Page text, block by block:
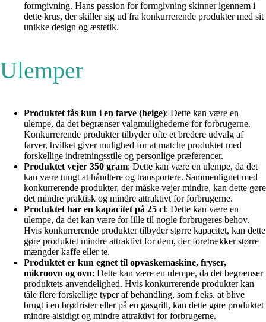
formgivning. Hans passion for formgivning skinner igennem i
dette krus, der skiller sig ud fra konkurrerende produkter med sit
unikke design og æstetik.
Ulemper
Produktet fås kun i en farve (beige): Dette kan være en
ulempe, da det begrænser valgmulighederne for forbrugerne.
Konkurrerende produkter tilbyder ofte et bredere udvalg af
farver, hvilket giver mulighed for at matche produktet med
forskellige indretningsstile og personlige præferencer.
Produktet vejer 350 gram: Dette kan være en ulempe, da det
kan være tungt at håndtere og transportere. Sammenlignet med
konkurrerende produkter, der måske vejer mindre, kan dette gøre
det mindre praktisk og mindre attraktivt for forbrugerne.
Produktet har en kapacitet på 25 cl: Dette kan være en
ulempe, da det kan være for lille til nogle forbrugeres behov.
Hvis konkurrerende produkter tilbyder større kapacitet, kan dette
gøre produktet mindre attraktivt for dem, der foretrækker større
mængder kaffe eller te.
Produktet er kun egnet til opvaskemaskine, fryser,
mikroovn og ovn: Dette kan være en ulempe, da det begrænser
produktets anvendelighed. Hvis konkurrerende produkter kan
tåle flere forskellige typer af behandling, som f.eks. at blive
brugt i en brødrister eller på en gasgrill, kan dette gøre produktet
mindre alsidigt og mindre attraktivt for forbrugerne.